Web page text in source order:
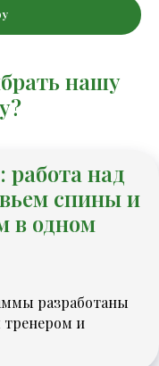
нашу
над
спины и
в одном
разработаны
и